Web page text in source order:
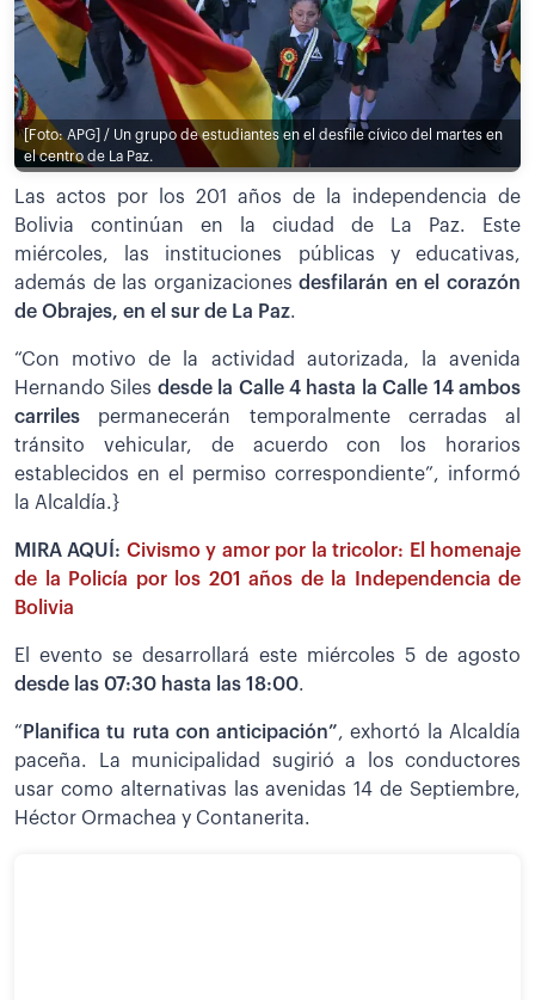
[Foto: APG] / Un grupo de estudiantes en el desfile cívico del martes en
el centro de La Paz.
Las actos por los 201 años de la independencia de
Bolivia continúan en la ciudad de La Paz. Este
miércoles, las instituciones públicas y educativas,
además de las organizacionesdesfilarán en el corazón
de Obrajes, en el sur de La Paz.
“Con motivo de la actividad autorizada, la avenida
Hernando Siles desde la Calle 4 hasta la Calle 14 ambos
carriles permanecerán temporalmente cerradas al
tránsito vehicular, de acuerdo con los horarios
establecidos en el permiso correspondiente”, informó
la Alcaldía.}
MIRA AQUÍ: Civismo y amor por la tricolor: El homenaje
de la Policía por los 201 años de la Independencia de
Bolivia
El evento se desarrollará este miércoles 5 de agosto
desde las 07:30 hasta las 18:00.
“ Planifica tu ruta con anticipación”, exhortó la Alcaldía
paceña. La municipalidad sugirió a los conductores
usar como alternativas las avenidas 14 de Septiembre,
Héctor Ormachea y Contanerita.